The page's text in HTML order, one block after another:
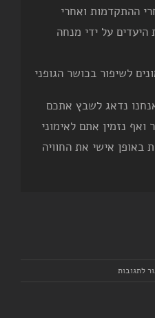
ההתקדמות ואחרי
על ידי מנחה
לשיפור בכושר הגופני
נדאג לשבץ אתכם
נזמין אתם לאימוני
באופן אישי את החוויה
לתגובות